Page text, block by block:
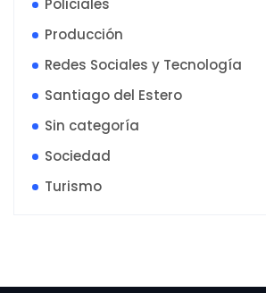
Producción
Redes Sociales y Tecnología
Santiago del Estero
Sin categoría
Sociedad
Turismo